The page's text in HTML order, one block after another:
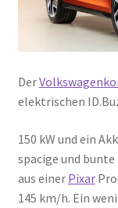
Der
elektrischen
150 kW und ein
spacige und
aus einer Pixar
145 km/h. Ein